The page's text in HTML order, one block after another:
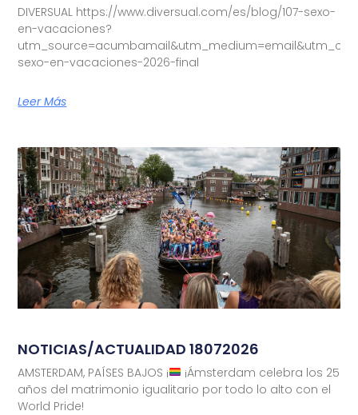
DIVERSUAL https://www.diversual.com/es/blog/107-sexo-
en-vacaciones?
sexo-en-vacaciones-2026-final
Leer Más
NOTICIAS/ACTUALIDAD 18072026
AMSTERDAM, PAÍSES BAJOS ¡
¡Ámsterdam celebra los 25
años del matrimonio igualitario por todo lo alto con el
World Pride!